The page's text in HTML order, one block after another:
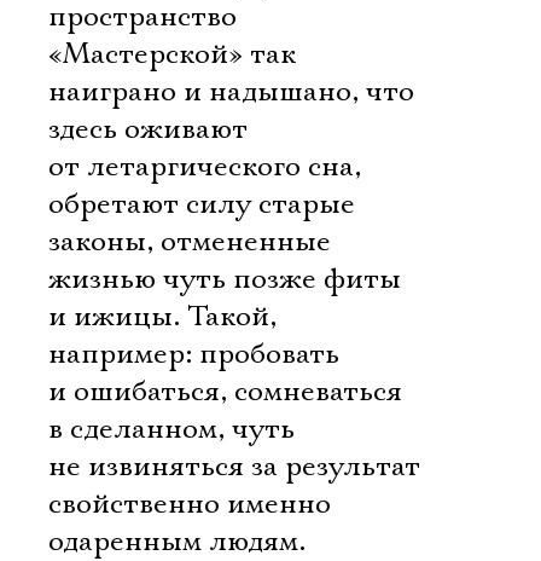
пространство
«Мастерской» так
наиграно и надышано, что
здесь оживают
от летаргического сна,
обретают силу старые
законы, отмененные
жизнью чуть позже фиты
и ижицы. Такой,
например: пробовать
и ошибаться, сомневаться
в сделанном, чуть
не извиняться за результат
свойственно именно
одаренным людям.